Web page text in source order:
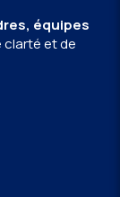
équipes
clarté et de